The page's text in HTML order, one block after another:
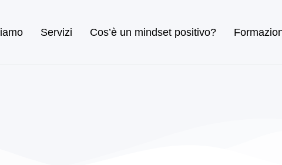
Servizi Cos’è un mindset positivo?